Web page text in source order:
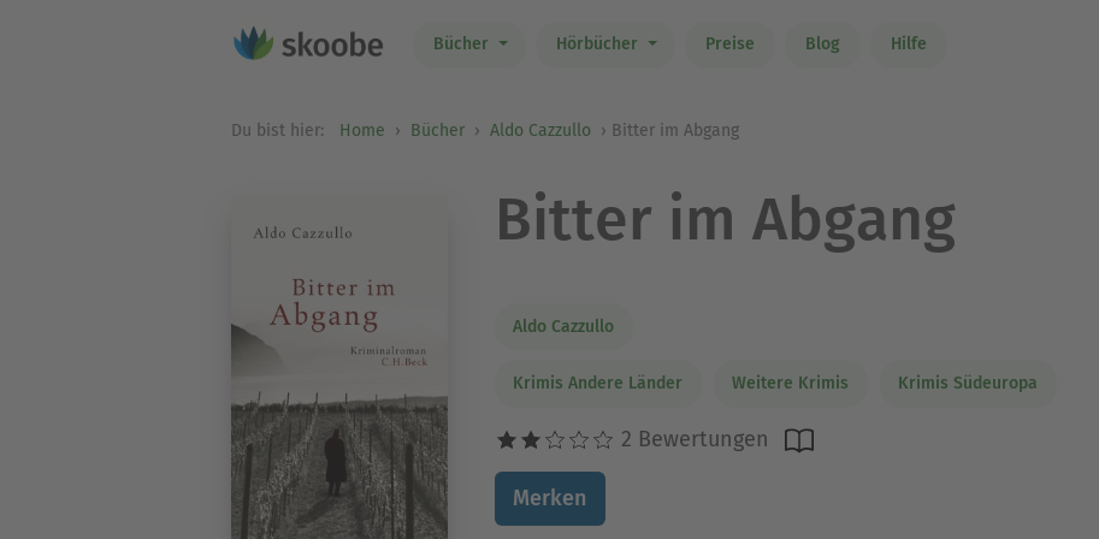
Bücher Hörbücher Preise Blog Hilfe
Du bist hier: Home Bücher Aldo Cazzullo Bitter im Abgang
Bitter im Abgang
Aldo Cazzullo
Krimis Andere Länder Weitere Krimis Krimis Südeuropa
2 Bewertungen
Merken